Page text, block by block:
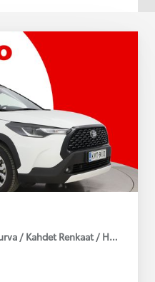
/ Kahdet Renkaat /